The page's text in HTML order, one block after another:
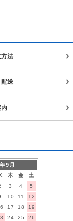
方法
送
内
9月
木 金
土
3 4
5
10 11
12
17 18
19
24 25
26